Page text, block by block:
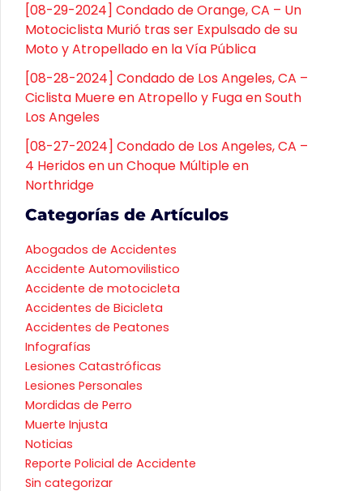
[08-29-2024] Condado de Orange, CA – Un
Motociclista Murió tras ser Expulsado de su
Moto y Atropellado en la Vía Pública
[08-28-2024] Condado de Los Angeles, CA –
Ciclista Muere en Atropello y Fuga en South
Los Angeles
[08-27-2024] Condado de Los Angeles, CA –
4 Heridos en un Choque Múltiple en
Northridge
Categorías de Artículos
Abogados de Accidentes
Accidente Automovilistico
Accidente de motocicleta
Accidentes de Bicicleta
Accidentes de Peatones
Infografías
Lesiones Catastróficas
Lesiones Personales
Mordidas de Perro
Muerte Injusta
Noticias
Reporte Policial de Accidente
Sin categorizar